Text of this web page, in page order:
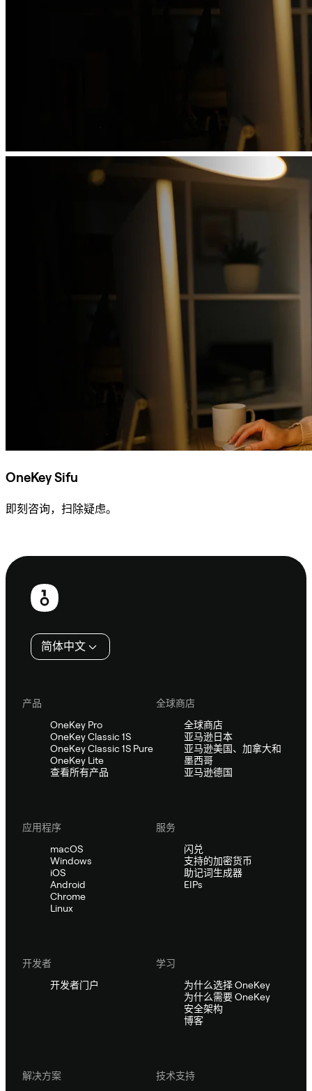
OneKey Sifu
即刻咨询，扫除疑虑。
页
简体中文
产品
OneKey Pro
OneKey Classic 1S
OneKey Classic 1S Pure
OneKey Lite
查看所有产品
全球商店
全球商店
亚马逊日本
亚马逊美国、加拿大和
墨西哥
亚马逊德国
应用程序
macOS
Windows
iOS
Android
Chrome
Linux
服务
闪兑
支持的加密货币
助记词生成器
EIPs
开发者
开发者门户
学习
为什么选择 OneKey
为什么需要 OneKey
安全架构
博客
解决方案
技术支持